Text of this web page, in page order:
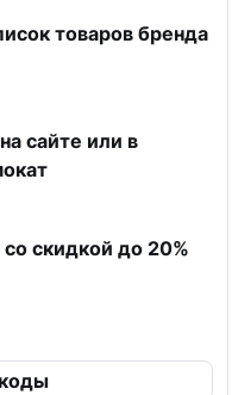
товаров бренда
сайте или в
скидкой до 20%